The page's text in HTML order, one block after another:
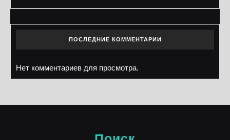
ПОСЛЕДНИЕ КОММЕНТАРИИ
Нет комментариев для просмотра.